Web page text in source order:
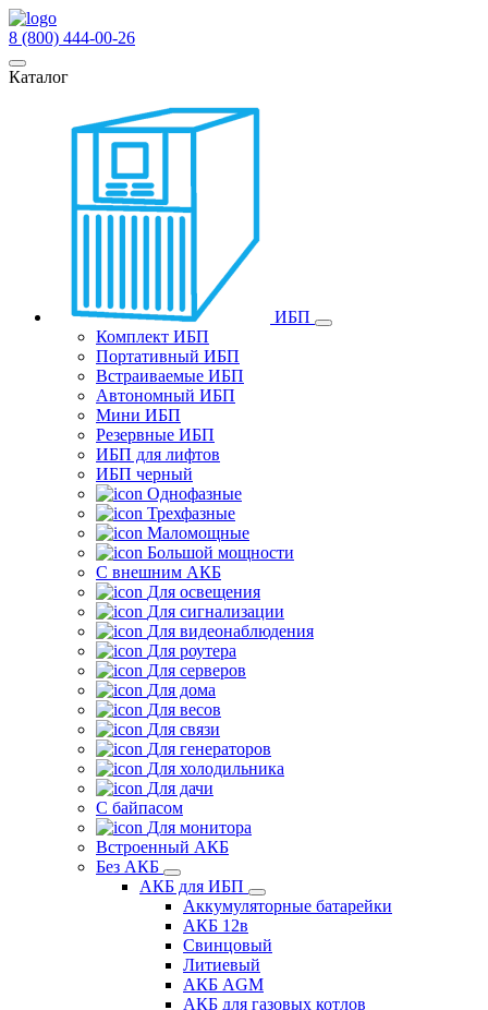
8 (800) 444-00-26
Каталог
ИБП
Комплект ИБП
Портативный ИБП
Встраиваемые ИБП
Автономный ИБП
Мини ИБП
Резервные ИБП
ИБП для лифтов
ИБП черный
Однофазные
Трехфазные
Маломощные
Большой мощности
С внешним АКБ
Для освещения
Для сигнализации
Для видеонаблюдения
Для роутера
Для серверов
Для дома
Для весов
Для связи
Для генераторов
Для холодильника
Для дачи
С байпасом
Для монитора
Встроенный АКБ
Без АКБ
АКБ для ИБП
Аккумуляторные батарейки
АКБ 12в
Свинцовый
Литиевый
АКБ AGM
АКБ для газовых котлов